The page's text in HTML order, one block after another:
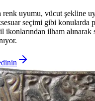
renk uyumu, vücut şekline
seçimi gibi konularda
ikonlarından ilham